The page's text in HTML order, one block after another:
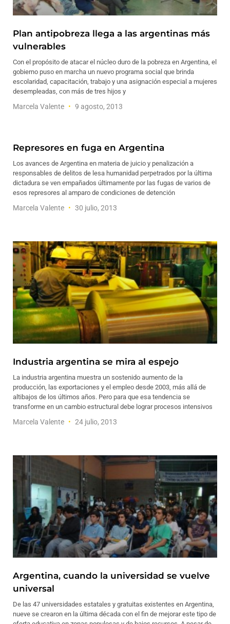
Plan antipobreza llega a las argentinas más
vulnerables
Con el propósito de atacar el núcleo duro de la pobreza en Argentina, el
gobierno puso en marcha un nuevo programa social que brinda
escolaridad, capacitación, trabajo y una asignación especial a mujeres
desempleadas, con más de tres hijos y
Marcela Valente 9 agosto, 2013
Represores en fuga en Argentina
Los avances de Argentina en materia de juicio y penalización a
responsables de delitos de lesa humanidad perpetrados por la última
dictadura se ven empañados últimamente por las fugas de varios de
esos represores al amparo de condiciones de detención
Marcela Valente 30 julio, 2013
Industria argentina se mira al espejo
La industria argentina muestra un sostenido aumento de la
producción, las exportaciones y el empleo desde 2003, más allá de
altibajos de los últimos años. Pero para que esa tendencia se
transforme en un cambio estructural debe lograr procesos intensivos
Marcela Valente 24 julio, 2013
Argentina, cuando la universidad se vuelve
universal
De las 47 universidades estatales y gratuitas existentes en Argentina,
nueve se crearon en la última década con el fin de mejorar este tipo de